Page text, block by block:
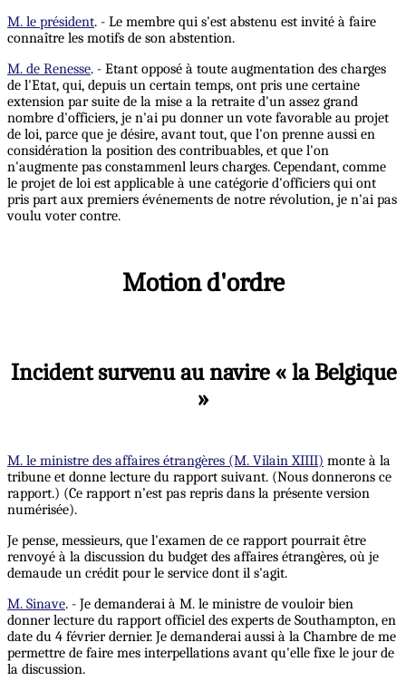
M. le président. - Le membre qui s'est abstenu est invité à faire
connaître les motifs de son abstention.
M. de Renesse. - Etant opposé à toute augmentation des charges
de l'Etat, qui, depuis un certain temps, ont pris une certaine
extension par suite de la mise a la retraite d'un assez grand
nombre d'officiers, je n'ai pu donner un vote favorable au projet
de loi, parce que je désire, avant tout, que l'on prenne aussi en
considération la position des contribuables, et que l'on
n'augmente pas constammenl leurs charges. Cependant, comme
le projet de loi est applicable à une catégorie d'officiers qui ont
pris part aux premiers événements de notre révolution, je n'ai pas
voulu voter contre.
Motion d'ordre
Incident survenu au navire « la Belgique
»
M. le ministre des affaires étrangères (M. Vilain XIIII) monte à la
tribune et donne lecture du rapport suivant. (Nous donnerons ce
rapport.) (Ce rapport n’est pas repris dans la présente version
numérisée).
Je pense, messieurs, que l'examen de ce rapport pourrait être
renvoyé à la discussion du budget des affaires étrangères, où je
demaude un crédit pour le service dont il s'agit.
M. Sinave. - Je demanderai à M. le ministre de vouloir bien
donner lecture du rapport officiel des experts de Southampton, en
date du 4 février dernier. Je demanderai aussi à la Chambre de me
permettre de faire mes interpellations avant qu'elle fixe le jour de
la discussion.